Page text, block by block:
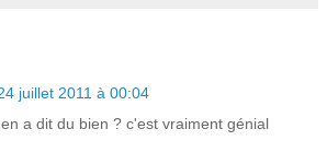
juillet 2011 à 00:04
a dit du bien ? c'est vraiment génial